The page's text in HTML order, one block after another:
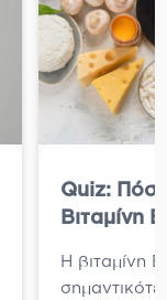
Quiz: Πόσα
Βιταμίνη
Η βιταμίνη